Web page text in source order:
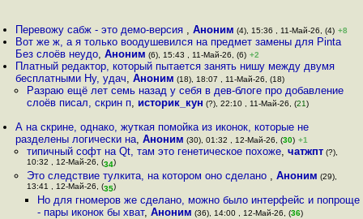
Перевожу сабж - это демо-версия ,Аноним (4), 15:36 , 11-Май-26, (4) +8
Вот же ж, а я только воодушевился на предмет замены для Pinta
Без слоёв неудо,Аноним (6), 15:43 , 11-Май-26, (6) +2
Платный редактор, который пытается занять нишу между двумя
бесплатными Ну, удач,Аноним (18), 18:07 , 11-Май-26, (18)
Разраю ещё лет семь назад у себя в дев-блоге про добавление
слоёв писал, скрин п, историк_кун (?), 22:10 , 11-Май-26, (21)
А на скрине, однако, жуткая помойка из иконок, которые не
разделены логически на,Аноним (30), 01:32 , 12-Май-26, (30) +1
типичный софт на Qt, там это генетическое похоже, чатжпт(?),
10:32 , 12-Май-26, (34)
Это следствие тулкита, на котором оно сделано , Аноним (29),
13:41 , 12-Май-26, (35)
Но для гномеров же сделано, можно было интерфейс и попроще
- пары иконок бы хват, Аноним (36), 14:00 , 12-Май-26, (36)